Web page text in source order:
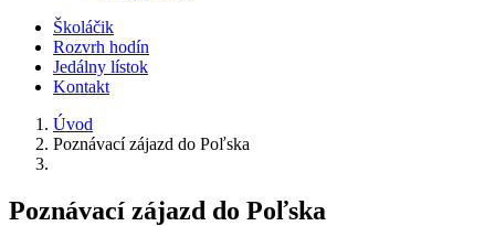
Školáčik
Rozvrh hodín
Jedálny lístok
Kontakt
Úvod
Poznávací zájazd do Poľska
Poznávací zájazd do Poľska